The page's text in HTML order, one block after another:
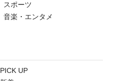
スポーツ
音楽・エンタメ
PICK UP